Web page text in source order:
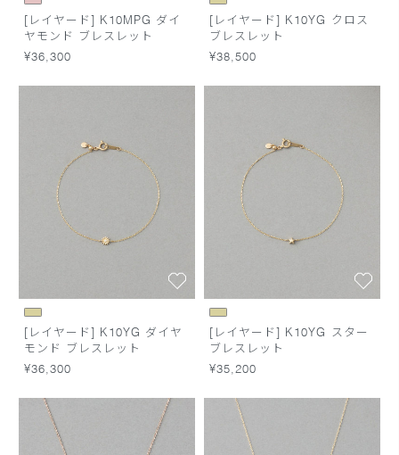
[レイヤード] K10MPG ダイ
ヤモンド ブレスレット
¥36,300
[レイヤード] K10YG クロス
ブレスレット
¥38,500
[レイヤード] K10YG ダイヤ
モンド ブレスレット
¥36,300
[レイヤード] K10YG スター
ブレスレット
¥35,200